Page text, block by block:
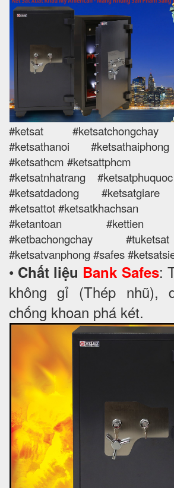
#ketsat #ketsatchongchay
#ketsathanoi
#ketsathcm #ketsattphcm
#ketsatnhatrang
#ketsatdadong #ketsatgiare
#ketsattot #ketsatkhachsan
#ketantoan #kettien
#ketbachongchay
#ketsatvanphong #safes
• Chất liệu Bank Safes:
không gỉ (Thép nhũ),
chống khoan phá két.